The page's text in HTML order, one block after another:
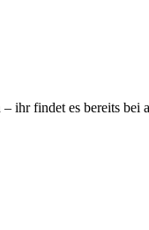
ihr findet es bereits bei